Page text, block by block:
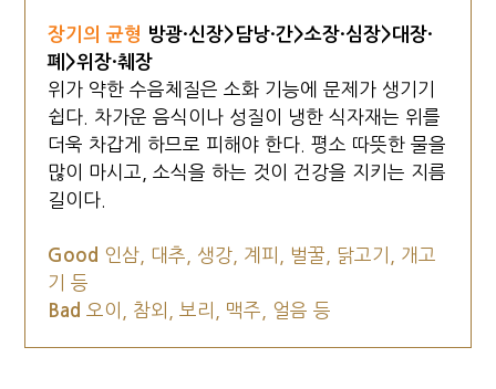
장기의 균형 방광·신장>담낭·간>소장·심장>대장·
폐>위장·췌장
위가 약한 수음체질은 소화 기능에 문제가 생기기
쉽다. 차가운 음식이나 성질이 냉한 식자재는 위를
더욱 차갑게 하므로 피해야 한다. 평소 따뜻한 물을
많이 마시고, 소식을 하는 것이 건강을 지키는 지름
길이다.
Good 인삼, 대추, 생강, 계피, 벌꿀, 닭고기, 개고
기 등
Bad오이, 참외, 보리, 맥주, 얼음 등